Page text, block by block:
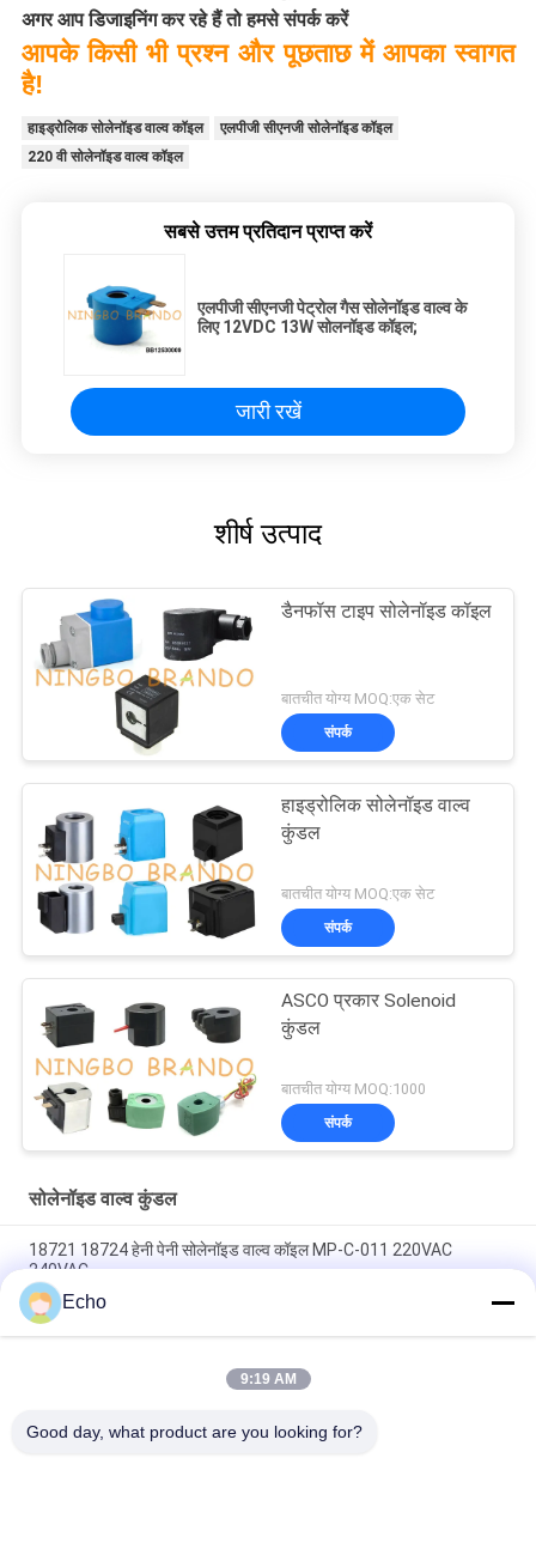
अगर आप डिजाइनिंग कर रहे हैं तो हमसे संपर्क करें
आपके किसी भी प्रश्न और पूछताछ में आपका स्वागत
है!
हाइड्रोलिक सोलेनॉइड वाल्व कॉइल
एलपीजी सीएनजी सोलेनॉइड कॉइल
220 वी सोलेनॉइड वाल्व कॉइल
सबसे उत्तम प्रतिदान प्राप्त करें
एलपीजी सीएनजी पेट्रोल गैस सोलेनॉइड वाल्व के
लिए 12VDC 13W सोलनॉइड कॉइल;
जारी रखें
शीर्ष उत्पाद
डैनफॉस टाइप सोलेनॉइड कॉइल
बातचीत योग्य MOQ:एक सेट
संपर्क
हाइड्रोलिक सोलेनॉइड वाल्व
कुंडल
बातचीत योग्य MOQ:एक सेट
संपर्क
ASCO प्रकार Solenoid
कुंडल
बातचीत योग्य MOQ:1000
संपर्क
सोलेनॉइड वाल्व कुंडल
18721 18724 हेनी पेनी सोलेनॉइड वाल्व कॉइल MP-C-011 220VAC
240VAC
6013 ए 6014 सी सोलेनॉइड वाल्व कॉइल 24V डीसी 110V 230V 50Hz 8W
11W 15W
सोलेनॉइड वाल्व कॉइल ईवीआई 7/9 12 वी 24 वी 110 वी 220 वी 4.8 डब्ल्यू 6.5
Echo
9:19 AM
Good day, what product are you looking for?